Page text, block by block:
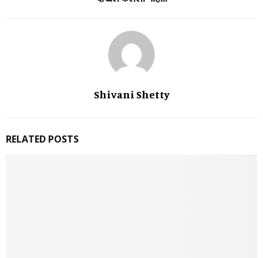
Shivani Shetty
RELATED POSTS